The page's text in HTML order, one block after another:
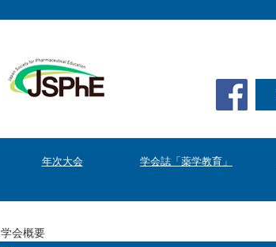
年次大会 学会誌「薬学教育」
学会概要